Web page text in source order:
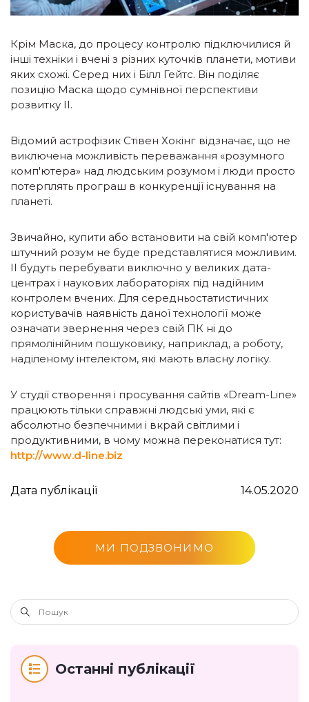
Крім Маска, до процесу контролю підключилися й
інші техніки і вчені з різних куточків планети, мотиви
яких схожі. Серед них і Білл Гейтс. Він поділяє
позицію Маска щодо сумнівної перспективи
розвитку ІІ.
Відомий астрофізик Стівен Хокінг відзначає, що не
виключена можливість переважання «розумного
комп'ютера» над людським розумом і люди просто
потерплять програш в конкуренції існування на
планеті.
Звичайно, купити або встановити на свій комп'ютер
штучний розум не буде представлятися можливим.
ІІ будуть перебувати виключно у великих дата-
центрах і наукових лабораторіях під надійним
контролем вчених. Для середньостатистичних
користувачів наявність даної технології може
означати звернення через свій ПК ні до
прямолінійним пошуковику, наприклад, а роботу,
наділеному інтелектом, які мають власну логіку.
У студії створення і просування сайтів «Dream-Line»
працюють тільки справжні людські уми, які є
абсолютно безпечними і вкрай світлими і
продуктивними, в чому можна переконатися тут:
http://www.d-line.biz
Дата публікації 14.05.2020
МИ ПОДЗВОНИМО
Останні публікації